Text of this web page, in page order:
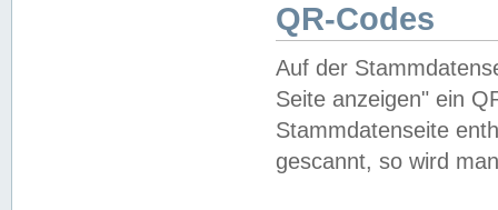
QR-Codes
Auf der
Seite anzeigen" ein
Stammdatenseite
gescannt, so wird